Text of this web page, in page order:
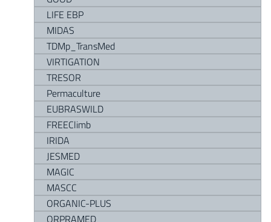
LIFE EBP
MIDAS
TDMp_TransMed
VIRTIGATION
TRESOR
Permaculture
EUBRASWILD
FREEClimb
IRIDA
JESMED
MAGIC
MASCC
ORGANIC-PLUS
ORPRAMED